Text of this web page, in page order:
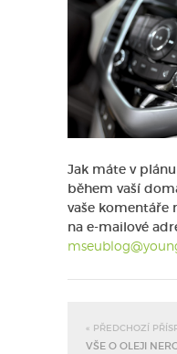
Jak máte v
během vaší
vaše komentáře
na e-mailové
« PŘEDCHOZÍ
VŠE O OLEJI